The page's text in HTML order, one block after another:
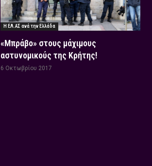
Η ΕΛ.ΑΣ ανά την Ελλάδα
«Μπράβο» στους μάχιμους
αστυνομικούς της Κρήτης!
6 Οκτωβρίου 2017